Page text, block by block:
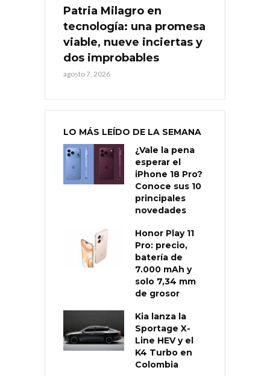
Patria Milagro en
tecnología: una promesa
viable, nueve inciertas y
dos improbables
agosto 7, 2026
LO MÁS LEÍDO DE LA SEMANA
¿Vale la pena
esperar el
iPhone 18 Pro?
Conoce sus 10
principales
novedades
Honor Play 11
Pro: precio,
batería de
7.000 mAh y
solo 7,34 mm
de grosor
Kia lanza la
Sportage X-
Line HEV y el
K4 Turbo en
Colombia